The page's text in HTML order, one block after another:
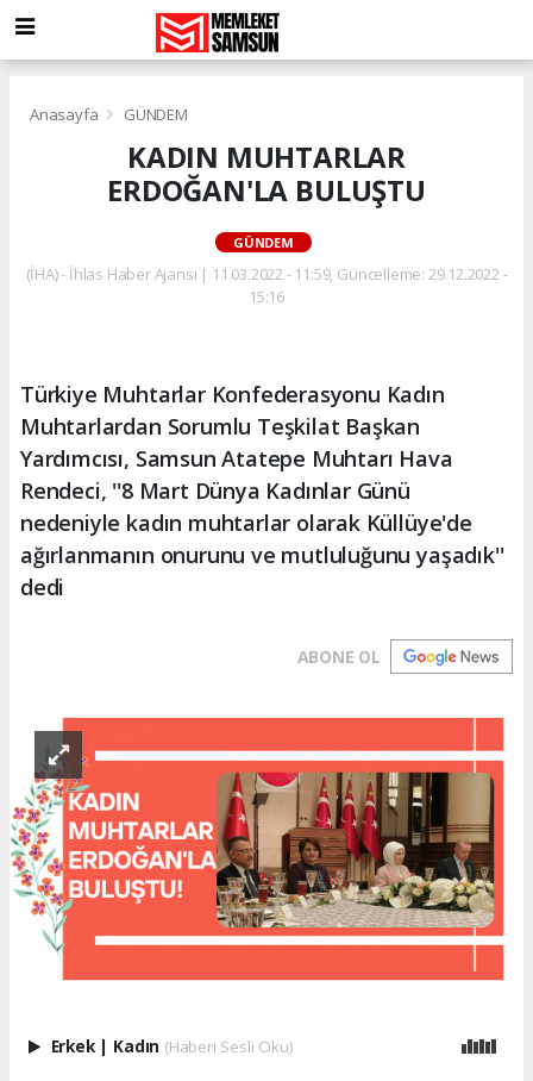
Anasayfa GÜNDEM
KADIN MUHTARLAR
ERDOĞAN'LA BULUŞTU
GÜNDEM
(İHA) - İhlas Haber Ajansı | 11.03.2022 - 11:59, Güncelleme: 29.12.2022 -
15:16
Türkiye Muhtarlar Konfederasyonu Kadın
Muhtarlardan Sorumlu Teşkilat Başkan
Yardımcısı, Samsun Atatepe Muhtarı Hava
Rendeci, ''8 Mart Dünya Kadınlar Günü
nedeniyle kadın muhtarlar olarak Küllüye'de
ağırlanmanın onurunu ve mutluluğunu yaşadık''
dedi
ABONE OL
Erkek | Kadın (Haberi Sesli Oku)